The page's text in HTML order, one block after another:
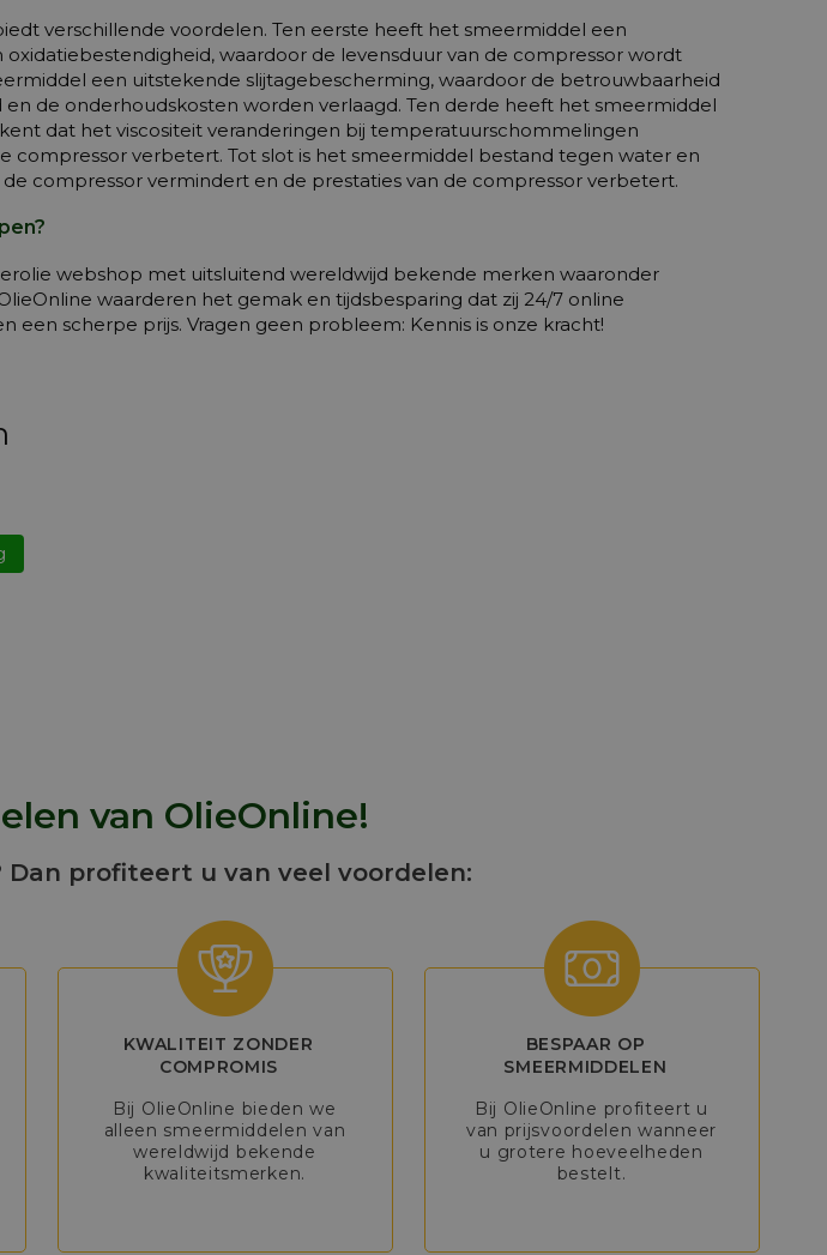
verschillende voordelen. Ten eerste heeft het smeermiddel een
waardoor de levensduur van de compressor wordt
een uitstekende slijtagebescherming, waardoor de betrouwbaarheid
de onderhoudskosten worden verlaagd. Ten derde heeft het smeermiddel
dat het viscositeit veranderingen bij temperatuurschommelingen
compressor verbetert. Tot slot is het smeermiddel bestand tegen water en
compressor vermindert en de prestaties van de compressor verbetert.
webshop met uitsluitend wereldwijd bekende merken waaronder
waarderen het gemak en tijdsbesparing dat zij 24/7 online
scherpe prijs. Vragen geen probleem: Kennis is onze kracht!
van OlieOnline!
profiteert u van veel voordelen:
KWALITEIT ZONDER
COMPROMIS
Bij OlieOnline bieden we
alleen smeermiddelen van
wereldwijd bekende
kwaliteitsmerken.
BESPAAR OP
SMEERMIDDELEN
Bij OlieOnline profiteert u
van prijsvoordelen wanneer
u grotere hoeveelheden
bestelt.